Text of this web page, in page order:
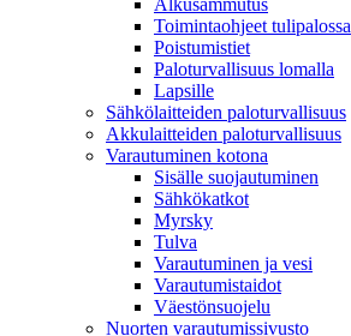
Alkusammutus
Toimintaohjeet tulipalossa
Poistumistiet
Paloturvallisuus lomalla
Lapsille
Sähkölaitteiden paloturvallisuus
Akkulaitteiden paloturvallisuus
Varautuminen kotona
Sisälle suojautuminen
Sähkökatkot
Myrsky
Tulva
Varautuminen ja vesi
Varautumistaidot
Väestönsuojelu
Nuorten varautumissivusto